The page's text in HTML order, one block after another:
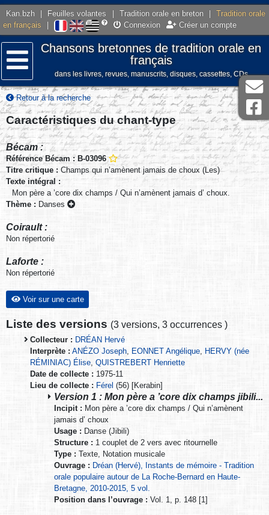
Kan.bzh Feuilles volantes Tradition orale en breton
Tradition orale
en français
Connexion Créer un compte
Menu
Chansons bretonnes de tradition orale en
français
dans les livres, revues, manuscrits, disques, cassettes, CDs
Retour à la recherche
Caractéristiques du chant-type
Bécam :
Référence Bécam : B-03096
Titre critique : Champs qui n’amènent jamais de choux (Les)
Texte intégral :
Mon père a ’core dix champs / Qui n’amènent jamais d’ choux.
Thème : Danses
Coirault :
Non répertorié
Laforte :
Non répertorié
Voir sur une carte
Liste des versions (3 versions, 3 occurrences )
Collecteur : DRÉAN Hervé
Interprète : ANÉZO Joseph, EONNET Angélique, HERVY (née
RÉMINIAC) Élise, QUISTREBERT Henriette
Date de collecte : 1975-11
Lieu de collecte : Férel (56) [Kerabin]
Version 1 : Mon père a ’core dix champs jibili...
Incipit : Mon père a ’core dix champs / Qui n’amènent
jamais d’ choux
Usage : Danse (Jibili)
Structure : 1 couplet de 2 vers avec ritournelle
Type : Texte, Notation musicale
Ouvrage : Dréan (Hervé), Instants de mémoire - Tradition
orale populaire autour de La Roche-Bernard en Haute-
Bretagne, 2010-2015, 5 vol.
Position dans l’ouvrage : Vol. 1, p. 148 [1]